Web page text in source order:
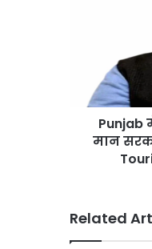
बनेगा
Tourism
Punjab
मान
Related